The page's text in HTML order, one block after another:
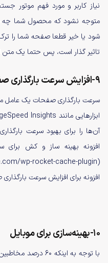
نیاز کاربر و مورد فهم موتور
متوجه نشود که محصول شما چه
شود یا خیر قطعا صفحه شما را
تاثیر گذار است، پس حتما یک متن
9-افزایش سرعت بارگذاری صفحات
سرعت بارگذاری صفحات یک عامل
آن‌ها را برای بهبود سرعت
افزونه بهینه ساز و کش برای
افزونه‌ برای افزایش سرعت
10-بهینه‌سازی برای موبایل
با توجه به اینکه